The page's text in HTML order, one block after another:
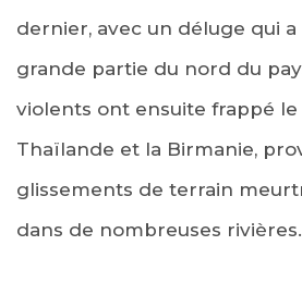
dernier, avec un déluge qui
grande partie du nord du
violents ont ensuite frappé le
Thaïlande et la Birmanie,
glissements de terrain
dans de nombreuses rivières.